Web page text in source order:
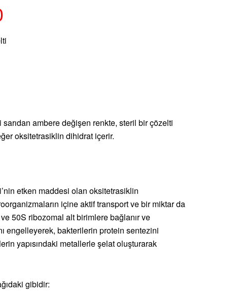
ambere değişen renkte, steril bir çözelti
oksitetrasiklin dihidrat içerir.
etken maddesi olan oksitetrasiklin
içine aktif transport ve bir miktar da
50S ribozomal alt birimlere bağlanır ve
engelleyerek, bakterilerin protein sentezini
yapısındaki metallerle şelat oluşturarak
gibidir: